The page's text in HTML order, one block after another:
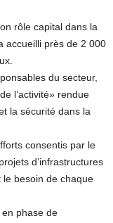
rôle capital dans la
accueilli près de 2 000
du secteur,
l’activité» rendue
la sécurité dans la
consentis par le
d’infrastructures
le besoin de chaque
phase de